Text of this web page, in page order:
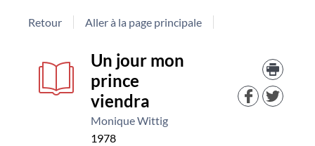
Retour Aller à la page principale
Détail
document
Un jour mon
prince
viendra
Monique Wittig
1978